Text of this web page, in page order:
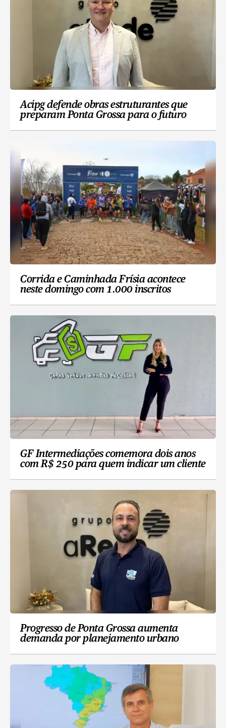
Acipg defende obras estruturantes que
preparam Ponta Grossa para o futuro
Corrida e Caminhada Frísia acontece
neste domingo com 1.000 inscritos
GF Intermediações comemora dois anos
com R$ 250 para quem indicar um cliente
Progresso de Ponta Grossa aumenta
demanda por planejamento urbano